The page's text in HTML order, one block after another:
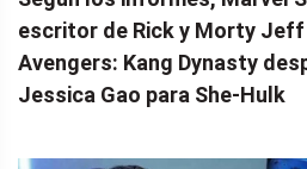
escritor de Rick y Morty Jeff
Avengers: Kang Dynasty
Jessica Gao para She-Hulk